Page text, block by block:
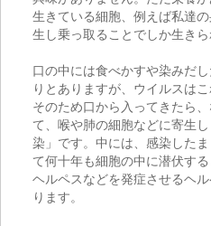
生きている細胞、例えば私達
生し乗っ取ることでしか生きら
口の中には食べかすや染みだ
りとありますが、ウイルスは
そのため口から入ってきたら
て、喉や肺の細胞などに寄生
染」です。中には、感染した
て何十年も細胞の中に潜伏す
ヘルペスなどを発症させるヘ
ります。